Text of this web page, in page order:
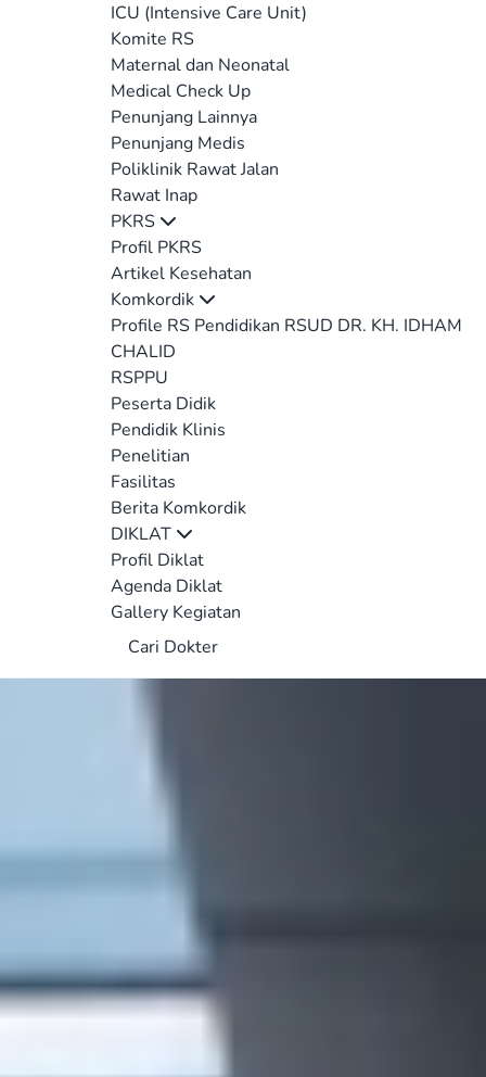
ICU (Intensive Care Unit)
Komite RS
Maternal dan Neonatal
Medical Check Up
Penunjang Lainnya
Penunjang Medis
Poliklinik Rawat Jalan
Rawat Inap
PKRS
Profil PKRS
Artikel Kesehatan
Komkordik
Profile RS Pendidikan RSUD DR. KH. IDHAM
CHALID
RSPPU
Peserta Didik
Pendidik Klinis
Penelitian
Fasilitas
Berita Komkordik
DIKLAT
Profil Diklat
Agenda Diklat
Gallery Kegiatan
Cari Dokter